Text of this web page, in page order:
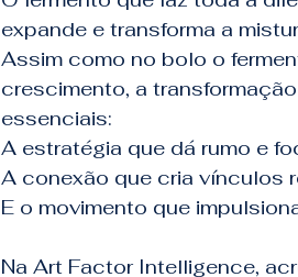
expande e transforma a
Assim como no bolo o
crescimento, a
essenciais:
A estratégia que dá rumo e
A conexão que cria vínculos
E o movimento que
Na Art Factor Intelligence,